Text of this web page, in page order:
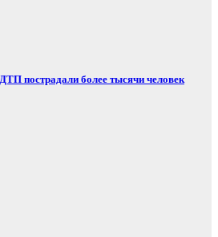
пострадали более тысячи человек